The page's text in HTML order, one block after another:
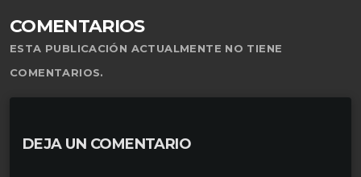
COMENTARIOS
ESTA PUBLICACIÓN ACTUALMENTE NO TIENE
COMENTARIOS.
DEJA UN COMENTARIO